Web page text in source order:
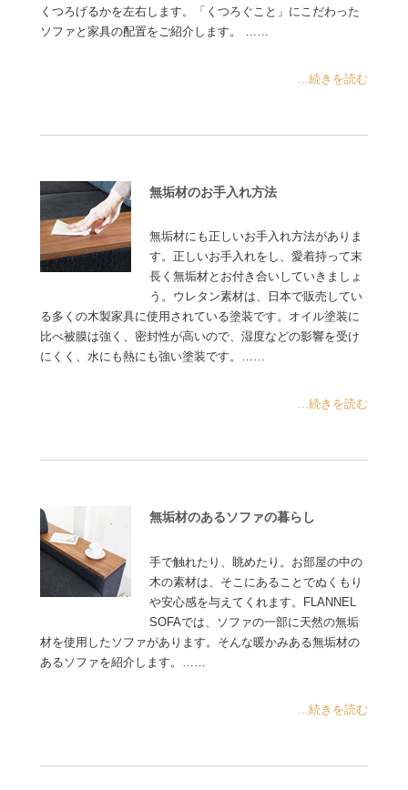
くつろげるかを左右します。「くつろぐこと」にこだわった
ソファと家具の配置をご紹介します。 ……
...続きを読む
無垢材のお手入れ方法
無垢材にも正しいお手入れ方法がありま
す。正しいお手入れをし、愛着持って末
長く無垢材とお付き合いしていきましょ
う。ウレタン素材は、日本で販売してい
る多くの木製家具に使用されている塗装です。オイル塗装に
比べ被膜は強く、密封性が高いので、湿度などの影響を受け
にくく、水にも熱にも強い塗装です。……
...続きを読む
無垢材のあるソファの暮らし
手で触れたり、眺めたり。お部屋の中の
木の素材は、そこにあることでぬくもり
や安心感を与えてくれます。FLANNEL
SOFAでは、ソファの一部に天然の無垢
材を使用したソファがあります。そんな暖かみある無垢材の
あるソファを紹介します。……
...続きを読む